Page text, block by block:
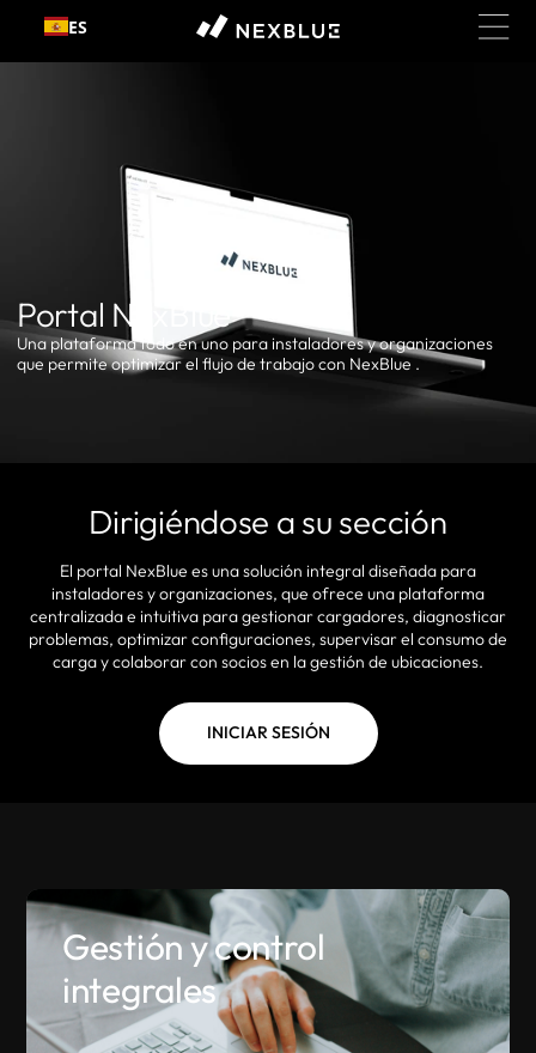
Ir al
contenido
ES
Portal NexBlue
Una plataforma todo en uno para instaladores y organizaciones
que permite optimizar el flujo de trabajo con NexBlue .
Dirigiéndose a su sección
El portal NexBlue es una solución integral diseñada para
instaladores y organizaciones, que ofrece una plataforma
centralizada e intuitiva para gestionar cargadores, diagnosticar
problemas, optimizar configuraciones, supervisar el consumo de
carga y colaborar con socios en la gestión de ubicaciones.
INICIAR SESIÓN
Gestión y control
integrales